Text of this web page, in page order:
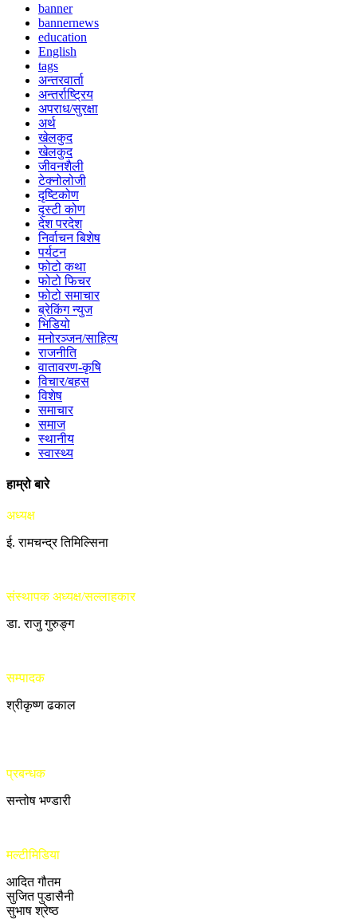
banner
bannernews
education
English
tags
अन्तरवार्ता
अन्तर्राष्ट्रिय
अपराध/सुरक्षा
अर्थ
खेलकुद
खेलकुद
जीवनशैली
टेक्नोलोजी
दृष्टिकोण
दृस्टी कोण
देश परदेश
निर्वाचन बिशेष
पर्यटन
फोटो कथा
फोटो फिचर
फोटो समाचार
ब्रेकिंग न्युज
भिडियो
मनोरञ्जन/साहित्य
राजनीति
वातावरण-कृषि
विचार/बहस
विशेष
समाचार
समाज
स्थानीय
स्वास्थ्य
हाम्रो बारे
अध्यक्ष
ई. रामचन्द्र तिमिल्सिना
संस्थापक अध्यक्ष/सल्लाहकार
डा. राजु गुरुङ्ग
सम्पादक
श्रीकृष्ण ढकाल
प्रबन्धक
सन्तोष भण्डारी
मल्टीमिडिया
आदित गौतम
सुजित पुडासैनी
सुभाष श्रेष्ठ